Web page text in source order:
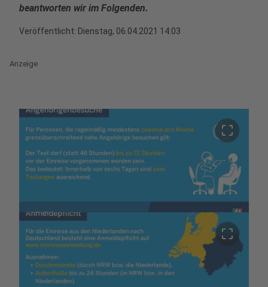
beantworten wir im Folgenden.
Veröffentlicht: Dienstag, 06.04.2021 14:03
Anzeige
crop_free
crop_free